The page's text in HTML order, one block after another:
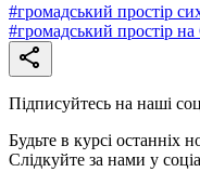
#громадський простір
#громадський простір на
Підписуйтесь на наші
Будьте в курсі останніх
Слідкуйте за нами у